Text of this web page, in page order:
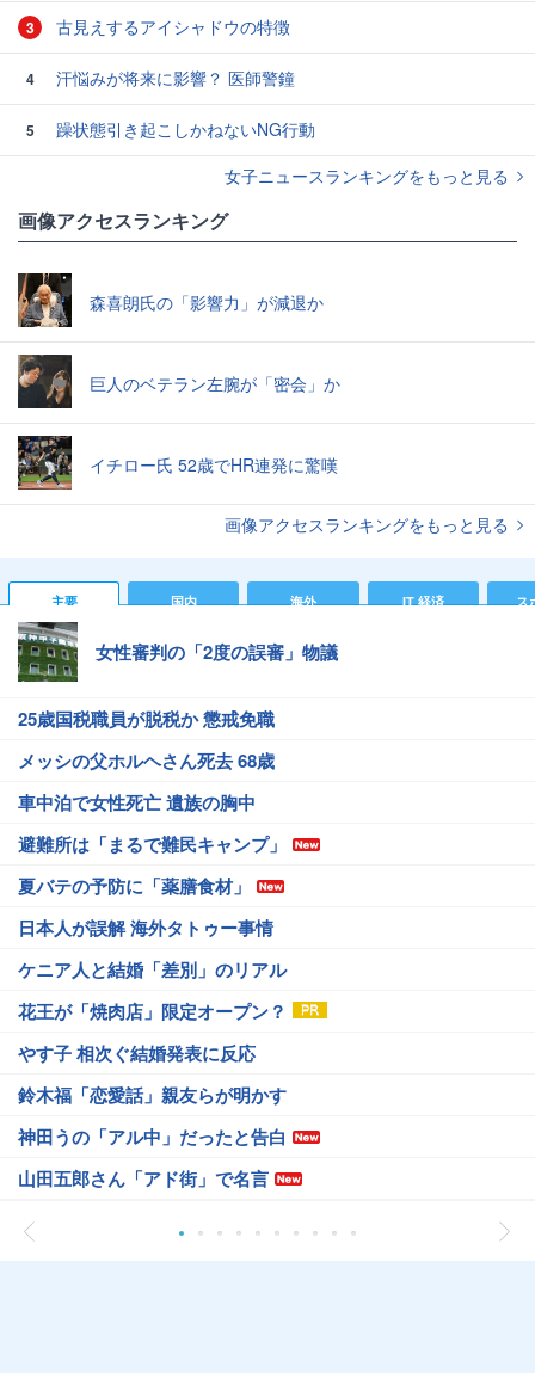
3 古見えするアイシャドウの特徴
4 汗悩みが将来に影響？ 医師警鐘
5
躁状態引き起こしかねないNG行動
女子ニュースランキングをもっと見る
画像アクセスランキング
森喜朗氏の「影響力」が減退か
巨人のベテラン左腕が「密会」か
イチロー氏 52歳でHR連発に驚嘆
画像アクセスランキングをもっと見る
主要 国内 海外 IT 経済 ス
女性審判の「2度の誤審」物議
25歳国税職員が脱税か 懲戒免職
メッシの父ホルヘさん死去 68歳
車中泊で女性死亡 遺族の胸中
避難所は「まるで難民キャンプ」
夏バテの予防に「薬膳食材」
日本人が誤解 海外タトゥー事情
ケニア人と結婚「差別」のリアル
花王が「焼肉店」限定オープン？
やす子 相次ぐ結婚発表に反応
鈴木福「恋愛話」親友らが明かす
神田うの「アル中」だったと告白
山田五郎さん「アド街」で名言